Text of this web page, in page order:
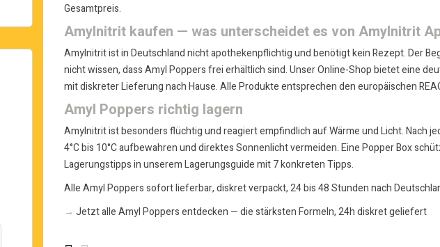
Gesamtpreis.
Amylnitrit kaufen — was unterscheidet es von Amylnitrit
Amylnitrit ist in Deutschland nicht apothekenpflichtig und benötigt kein Rezept. Der
nicht wissen, dass Amyl Poppers frei erhältlich sind. Unser Online-Shop bietet eine
mit diskreter Lieferung nach Hause. Alle Produkte entsprechen den europäischen
Amyl Poppers richtig lagern
Amylnitrit ist besonders flüchtig und reagiert empfindlich auf Wärme und Licht. Nach
4°C bis 10°C aufbewahren und direktes Sonnenlicht vermeiden. EinePopper Box
Lagerungstipps in unseremLagerungsguide mit 7 konkreten Tipps.
Alle Amyl Poppers sofort lieferbar, diskret verpackt, 24 bis 48 Stunden nach
→ Jetzt alle Amyl Poppers entdecken — die stärksten Formeln, 24h diskret geliefert